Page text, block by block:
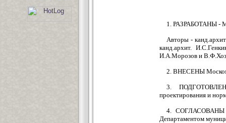
1. РАЗРАБОТАНЫ -
Авторы -
канд.архит.
И.А.Морозов и
2. ВНЕСЕНЫ
3.
проектирования и
4. СОГЛАСОВАНЫ
Департаментом